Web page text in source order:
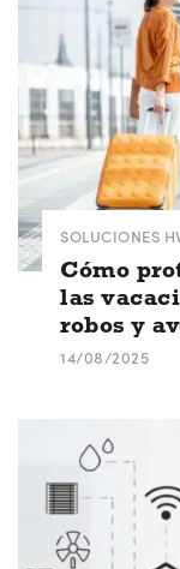
SOLUCIONES
Cómo
las
robos y
14/08/2025